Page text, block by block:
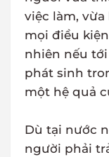
việc làm,
mọi điều
nhiên nếu tới
phát sinh
một hệ quả
Dù tại nước
người phải